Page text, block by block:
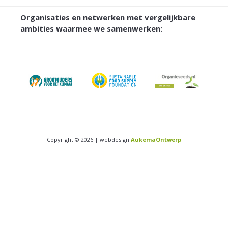
Organisaties en netwerken met vergelijkbare
ambities waarmee we samenwerken:
Copyright © 2026 | webdesign AukemaOntwerp